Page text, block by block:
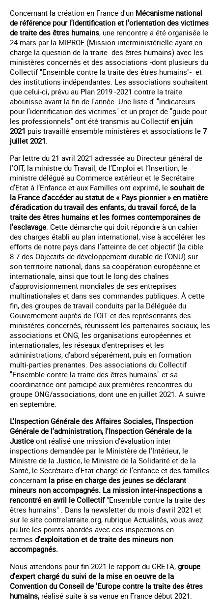
Concernant la création en France d'un Mécanisme national
de référence pour l'identification et l'orientation des victimes
de traite des êtres humains, une rencontre a été organisée le
24 mars par la MIPROF (Mission interministérielle ayant en
charge la question de la traite des êtres humains) avec les
ministères concernés et des associations -dont plusieurs du
Collectif "Ensemble contre la traite des êtres humains"- et
des institutions indépendantes. Les associations souhaitent
que celui-ci, prévu au Plan 2019 -2021 contre la traite
aboutisse avant la fin de l'année. Une liste d' "indicateurs
pour l'identification des victimes" et un projet de "guide pour
les professionnels" ont été transmis au Collectifen juin
2021 puis travaillé ensemble ministères et associations le 7
juillet 2021
Par lettre du 21 avril 2021 adressée au Directeur général de
l’OIT, la ministre du Travail, de l’Emploi et l’Insertion, le
ministre délégué au Commerce extérieur et le Secrétaire
d’Etat à l’Enfance et aux Familles ont exprimé, le souhait de
la France d’accéder au statut de « Pays pionnier » en matière
d’éradication du travail des enfants, du travail forcé, de la
traite des êtres humains et les formes contemporaines de
l’esclavage . Cette démarche qui doit répondre à un cahier
des charges établi au plan international, vise à accélérer les
efforts de notre pays dans l’atteinte de cet objectif (la cible
8.7 des Objectifs de développement durable de l’ONU) sur
son territoire national, dans sa coopération européenne et
internationale, ainsi que tout le long des chaînes
d’approvisionnement mondiales de ses entreprises
multinationales et dans ses commandes publiques. À cette
fin, des groupes de travail conduits par la Déléguée du
Gouvernement auprès de l’OIT et des représentants des
ministères concernés, réunissent les partenaires sociaux, les
associations et ONG, les organisations européennes et
internationales, les réseaux d’entreprises et les
administrations, d’abord séparément, puis en formation
multi-parties prenantes. Des associations du Collectif
"Ensemble contre la traite des êtres humains" et sa
coordinatrice ont participé aux premières rencontres du
groupe ONG/associations, dont une en juillet 2021. A suivre
en septembre.
L'Inspection Générale des Affaires Sociales, l'Inspection
Générale de l'administration, l'Inspection Générale de la
Justice ont réalisé une mission d'évaluation inter
inspections demandée par le Ministère de l'Intérieur, le
Ministre de la Justice, le Ministre de la Solidarité et de la
Santé, le Secrétaire d'Etat chargé de l'enfance et des familles
concernant la prise en charge des jeunes se déclarant
mineurs non accompagnés. La mission inter-inspections a
rencontré en avril le Collectif "Ensemble contre la traite des
êtres humains" . Dans la newsletter du mois d'avril 2021 et
sur le site contrelatraite.org, rubrique Actualités, vous avez
pu lire les points abordés avec ces inspections en
termes d'exploitation et de traite des mineurs non
accompagnés.
Nous attendons pour fin 2021 le rapport du GRETA, groupe
d'expert chargé du suivi de la mise en oeuvre de la
Convention du Conseil de 'Europe contre la traite des êtres
humains, réalisé suite à sa venue en France début 2021.